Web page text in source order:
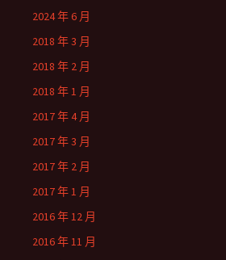
2024 年 6 月
2018 年 3 月
2018 年 2 月
2018 年 1 月
2017 年 4 月
2017 年 3 月
2017 年 2 月
2017 年 1 月
2016 年 12 月
2016 年 11 月